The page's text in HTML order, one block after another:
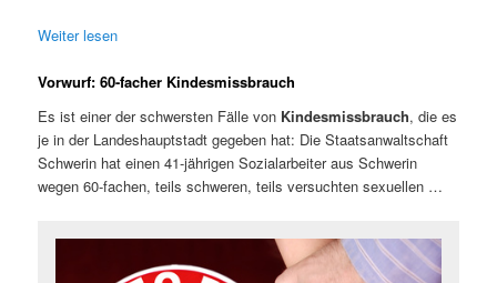
Weiter lesen
Vorwurf: 60-facher Kindesmissbrauch
Es ist einer der schwersten Fälle von Kindesmissbrauch, die es
je in der Landeshauptstadt gegeben hat: Die Staatsanwaltschaft
Schwerin hat einen 41-jährigen Sozialarbeiter aus Schwerin
wegen 60-fachen, teils schweren, teils versuchten sexuellen …